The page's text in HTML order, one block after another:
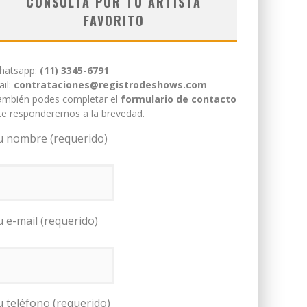
FAVORITO
(11) 3345-6791
contrataciones@registrodeshows.com
podes completar el formulario de contacto
responderemos a la brevedad.
nombre (requerido)
e-mail (requerido)
teléfono (requerido)